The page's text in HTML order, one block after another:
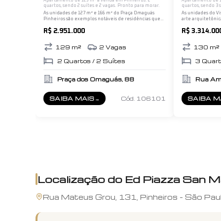
quartos, sendo 2 suítes e 2 vagas. Pronto para morar.
As unidades de 127 m² e 166 m² do Praça Omaguás
Pinheiros são exemplos notáveis de residências que
localizações mais desejadas de São Paulo. Aqui…
R$ 2.951.000
129 m² 2 Vagas
2 Quartos / 2 Suítes
Praça dos Omaguás, 88
SAIBA MAIS
SOBREPRAÇA OMAGUÁS PINHEIROS
→ Cód. 106101
quartos, sendo 3
As unidades do
arte
praticidade.
R$
130 m²
3
Rua
SAIBA
SOBRE
Localização do Ed Piazza San
Rua Mateus Grou 131 Pinheiros - São